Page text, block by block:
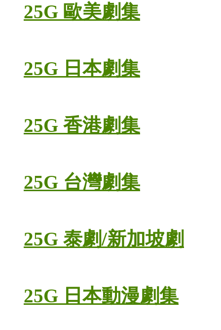
25G 歐美劇集
25G 日本劇集
25G 香港劇集
25G 台灣劇集
25G 泰劇/新加坡劇
25G 日本動漫劇集